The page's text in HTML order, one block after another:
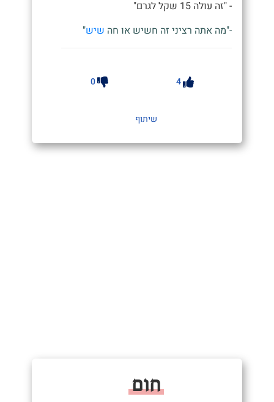
- "זה עולה 15 שקל לגרם"
-"מה אתה רציני זה חשיש או חה שיש"
4
0
שיתוף
חום